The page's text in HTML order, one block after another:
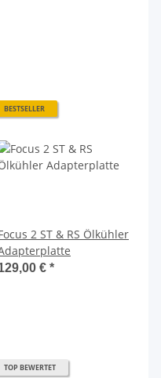
BESTSELLER
2 ST & RS Ölkühler
€ *
TOP BEWERTET